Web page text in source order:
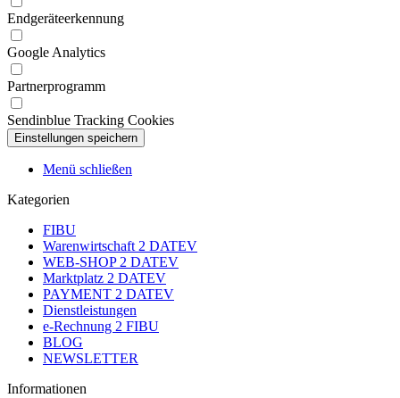
Endgeräteerkennung
Google Analytics
Partnerprogramm
Sendinblue Tracking Cookies
Menü schließen
Kategorien
FIBU
Warenwirtschaft 2 DATEV
WEB-SHOP 2 DATEV
Marktplatz 2 DATEV
PAYMENT 2 DATEV
Dienstleistungen
e-Rechnung 2 FIBU
BLOG
NEWSLETTER
Informationen